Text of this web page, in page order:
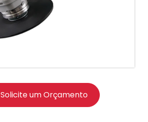
Solicite um Orçamento